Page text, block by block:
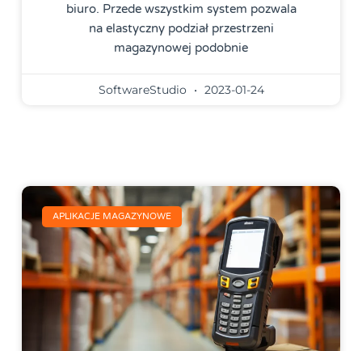
biuro. Przede wszystkim system pozwala
na elastyczny podział przestrzeni
magazynowej podobnie
SoftwareStudio 2023-01-24
APLIKACJE MAGAZYNOWE